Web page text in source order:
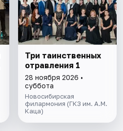
Три таинственных
отравления 1
28 ноября 2026 •
суббота
Новосибирская
филармония (ГКЗ им. А.М.
Каца)